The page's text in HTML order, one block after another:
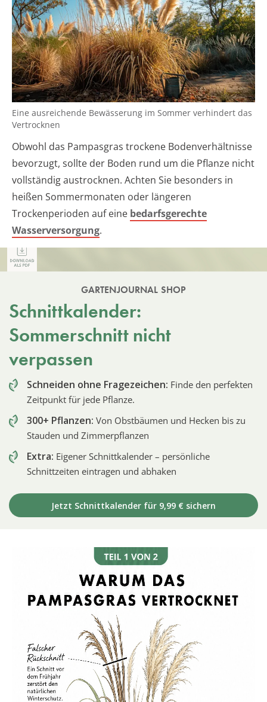
Eine ausreichende Bewässerung im Sommer verhindert das
Vertrocknen
Obwohl das Pampasgras trockene Bodenverhältnisse
bevorzugt, sollte der Boden rund um die Pflanze nicht
vollständig austrocknen. Achten Sie besonders in
heißen Sommermonaten oder längeren
Trockenperioden auf eine bedarfsgerechte
Wasserversorgung.
GARTENJOURNAL SHOP
Schnittkalender:
Sommerschnitt nicht
verpassen
Schneiden ohne Fragezeichen: Finde den perfekten
Zeitpunkt für jede Pflanze.
300+ Pflanzen: Von Obstbäumen und Hecken bis zu
Stauden und Zimmerpflanzen
Extra: Eigener Schnittkalender – persönliche
Schnittzeiten eintragen und abhaken
Jetzt Schnittkalender für 9,99 € sichern